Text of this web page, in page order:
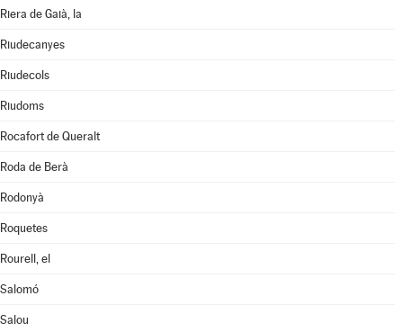
Riera de Gaià, la
Riudecanyes
Riudecols
Riudoms
Rocafort de Queralt
Roda de Berà
Rodonyà
Roquetes
Rourell, el
Salomó
Salou